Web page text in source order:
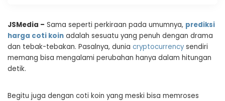
JSMedia – Sama seperti perkiraan pada umumnya, prediksi
harga coti koin adalah sesuatu yang penuh dengan drama
dan tebak-tebakan. Pasalnya, dunia cryptocurrency sendiri
memang bisa mengalami perubahan hanya dalam hitungan
detik.
Begitu juga dengan coti koin yang meski bisa memroses